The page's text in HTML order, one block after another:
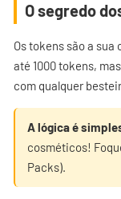
O segredo
Os tokens são a
até 1000 tokens,
com qualquer
A lógica é
cosméticos!
Packs).